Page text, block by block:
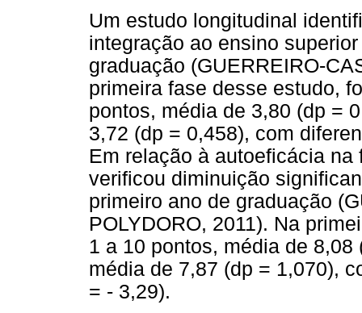
Um estudo longitudinal
integração ao ensino
graduação (GUERREIRO-
primeira fase desse estudo,
pontos, média de 3,80 (dp =
3,72 (dp = 0,458), com
Em relação à autoeficácia
verificou diminuição
primeiro ano de graduação
POLYDORO, 2011). Na
1 a 10 pontos, média de
média de 7,87 (dp = 1,070),
= - 3,29).